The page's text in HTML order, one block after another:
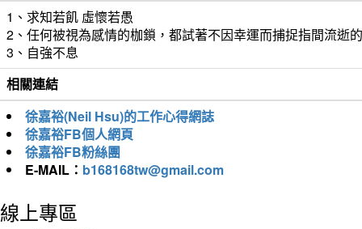
1、求知若飢 虛懷若愚
2、任何被視為感情的枷鎖，都試著不因幸運而捕捉指間流逝
3、自強不息
相關連結
徐嘉裕(Neil Hsu)的工作心得網誌
徐嘉裕FB個人網頁
徐嘉裕FB粉絲團
E-MAIL： b168168tw@gmail.com
線上專區